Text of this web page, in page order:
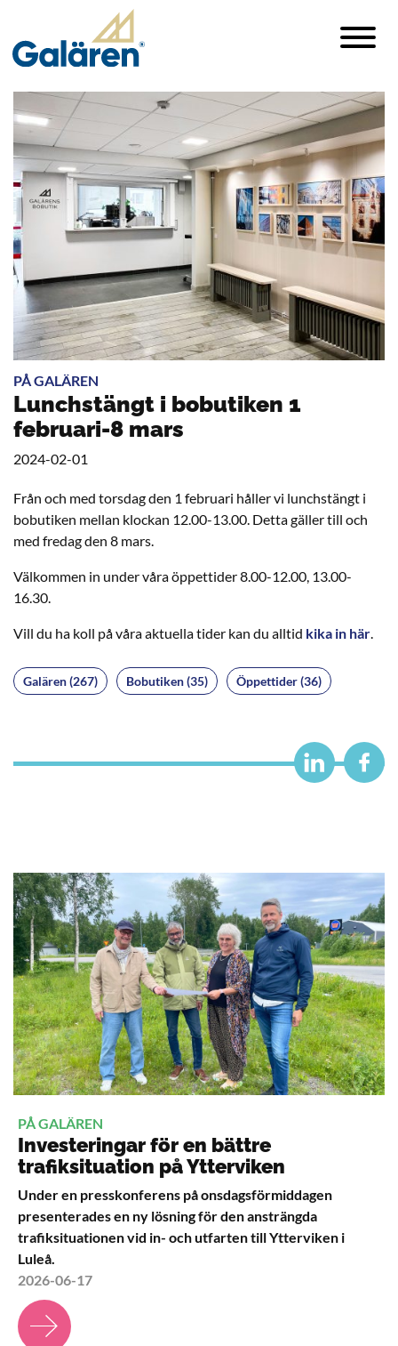
PÅ GALÄREN
Lunchstängt i bobutiken 1
februari-8 mars
2024-02-01
Från och med torsdag den 1 februari håller vi lunchstängt i
bobutiken mellan klockan 12.00-13.00. Detta gäller till och
med fredag den 8 mars.
Välkommen in under våra öppettider 8.00-12.00, 13.00-
16.30.
Vill du ha koll på våra aktuella tider kan du alltid kika in här
Galären (267) Bobutiken (35) Öppettider (36)
PÅ GALÄREN
Investeringar för en bättre
trafiksituation på Ytterviken
Under en presskonferens på onsdagsförmiddagen
presenterades en ny lösning för den ansträngda
trafiksituationen vid in- och utfarten till Ytterviken i
Luleå.
2026-06-17